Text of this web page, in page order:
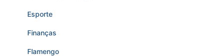
Esporte
Finanças
Flamengo